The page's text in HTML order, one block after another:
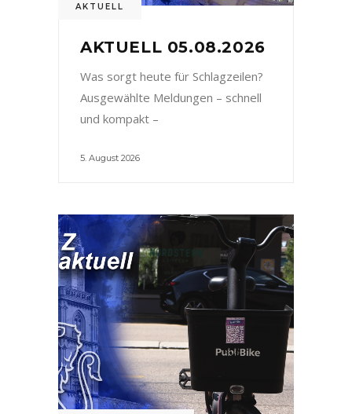
AKTUELL
AKTUELL 05.08.2026
Was sorgt heute für Schlagzeilen?
Ausgewählte Meldungen – schnell
und kompakt –
5. August 2026